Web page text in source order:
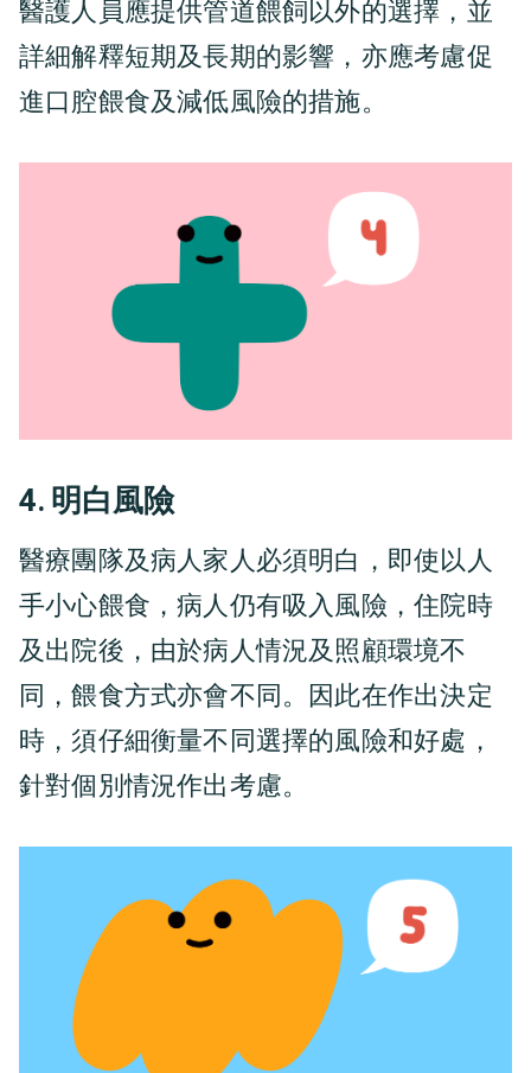
醫護人員應提供管道餵飼以外的選擇，並
詳細解釋短期及長期的影響，亦應考慮促
進口腔餵食及減低風險的措施。
4. 明白風險
醫療團隊及病人家人必須明白，即使以人
手小心餵食，病人仍有吸入風險，住院時
及出院後，由於病人情況及照顧環境不
同，餵食方式亦會不同。因此在作出決定
時，須仔細衡量不同選擇的風險和好處，
針對個別情況作出考慮。